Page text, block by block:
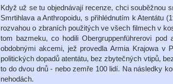
Když už se tu objednávají recenze, chci souběžnou
Smrtihlava a Anthropoidu, s přihlédnutím k Atentátu
rozvahou o zbraních použitých ve všech filmech v
tom bazmeku, co hodili Obergruppenführerovi pod
obdobnými akcemi, jež provedla Armia Krajowa v
politických dopadů atentátu, bez zbytečných vtipů,
to do dvou dnů - nebo zemře 100 lidí. Na následky
nehodách.